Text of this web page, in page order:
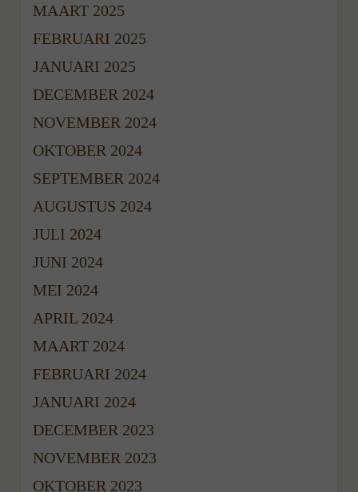
MAART 2025
FEBRUARI 2025
JANUARI 2025
DECEMBER 2024
NOVEMBER 2024
OKTOBER 2024
SEPTEMBER 2024
AUGUSTUS 2024
JULI 2024
JUNI 2024
MEI 2024
APRIL 2024
MAART 2024
FEBRUARI 2024
JANUARI 2024
DECEMBER 2023
NOVEMBER 2023
OKTOBER 2023